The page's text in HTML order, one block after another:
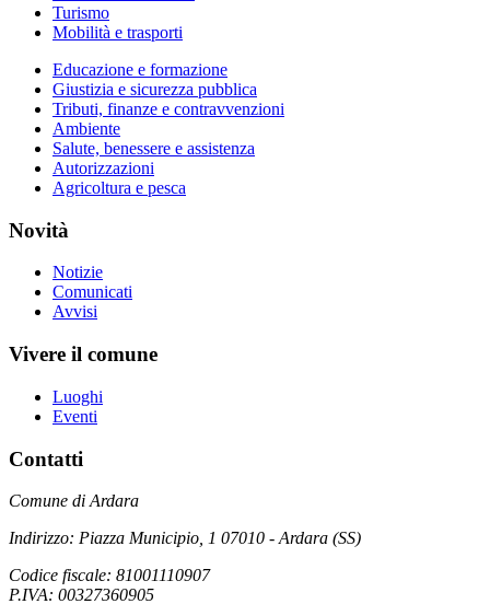
Turismo
Mobilità e trasporti
Educazione e formazione
Giustizia e sicurezza pubblica
Tributi, finanze e contravvenzioni
Ambiente
Salute, benessere e assistenza
Autorizzazioni
Agricoltura e pesca
Novità
Notizie
Comunicati
Avvisi
Vivere il comune
Luoghi
Eventi
Contatti
Comune di Ardara
Indirizzo: Piazza Municipio, 1 07010 - Ardara (SS)
Codice fiscale: 81001110907
P.IVA: 00327360905